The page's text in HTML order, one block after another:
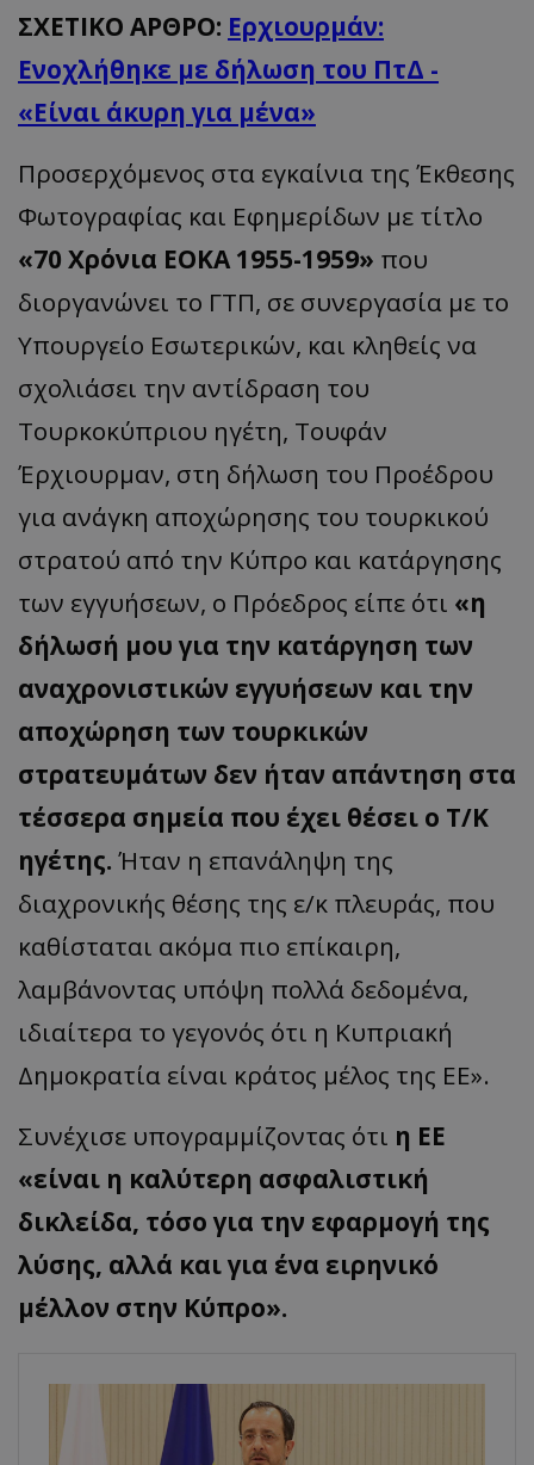
ΣΧΕΤΙΚΟ ΑΡΘΡΟ: Ερχιουρμάν:
Ενοχλήθηκε με δήλωση του ΠτΔ -
«Είναι άκυρη για μένα»
Προσερχόμενος στα εγκαίνια της Έκθεσης
Φωτογραφίας και Εφημερίδων με τίτλο
«70 Χρόνια ΕΟΚΑ 1955-1959» που
διοργανώνει το ΓΤΠ, σε συνεργασία με το
Υπουργείο Εσωτερικών, και κληθείς να
σχολιάσει την αντίδραση του
Τουρκοκύπριου ηγέτη, Τουφάν
Έρχιουρμαν, στη δήλωση του Προέδρου
για ανάγκη αποχώρησης του τουρκικού
στρατού από την Κύπρο και κατάργησης
των εγγυήσεων, ο Πρόεδρος είπε ότι «η
δήλωσή μου για την κατάργηση των
αναχρονιστικών εγγυήσεων και την
αποχώρηση των τουρκικών
στρατευμάτων δεν ήταν απάντηση στα
τέσσερα σημεία που έχει θέσει ο Τ/Κ
ηγέτης. Ήταν η επανάληψη της
διαχρονικής θέσης της ε/κ πλευράς, που
καθίσταται ακόμα πιο επίκαιρη,
λαμβάνοντας υπόψη πολλά δεδομένα,
ιδιαίτερα το γεγονός ότι η Κυπριακή
Δημοκρατία είναι κράτος μέλος της ΕΕ».
Συνέχισε υπογραμμίζοντας ότι η ΕΕ
«είναι η καλύτερη ασφαλιστική
δικλείδα, τόσο για την εφαρμογή της
λύσης, αλλά και για ένα ειρηνικό
μέλλον στην Κύπρο».